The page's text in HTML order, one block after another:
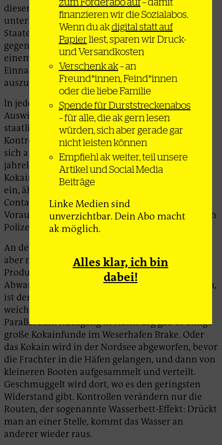
diesen ersetzen, ist zu kurz gegriffen. Korruption
unterhöhlt dieses Verhältnis, teilweise agieren
Staaten und illegale Gruppen gemeinsam statt
gegeneinander, oder der Drogenhandel wird zu
einem staatlichen Projekt, um wegfallende
Einnahmen durch internationale Sanktionen
auszugleichen.
In jedem Fall hat staatliches Handeln massive
Auswirkungen auf illegale Märkte – genauso wie
staatliches Nicht-Handeln. Wie verstärkte
Kontrollen die Drogenrouten beeinflussen, zeigt
sich am Beispiel Hamburger Hafen. Nach dem
jahrelangen Anstieg der festgestellten
Kokainmenge brach diese zuletzt um 50 Prozent
ein, ähnlich wie in den anderen großen
Containerhäfen Antwerpen oder Rotterdam.
Vorausgegangen waren stärkere Kontrollen durch
Polizei und Zoll.
An der importierten Menge Kokain ändert das
aber nichts. Wie Statistiken aus den
Produzentenländern über Exporte oder
Abwasseruntersuchungen in Deutschland zeigen,
ist der Konsum nicht gesunken. Stattdessen
weichen die Kartelle auf kleinere Häfen aus.
Parallel zum Rückgang in Hamburg gab es einige
große Kokainfunde im Weserhafen Brake. Oder
das Kokain wird in der Nordsee abgeworfen, bevor
die Frachter in die Häfen gelangen, und dann von
kleineren Booten aufgesammelt und verteilt.
Geschmuggelt wird dort, wo es den geringsten
Widerstand gibt. Kontrollen verändern nur die
Routen, der sogenannte Wasserbett-Effekt: Drückt
man an einer Stelle, kommt das Wasser an
anderer wieder raus.
finanzieren wir die Sozialabos.
Wenn du akdigital statt auf
Papierliest, sparen wir Druck-
und Versandkosten
Verschenk ak– an
Freund*innen, Feind*innen
oder die liebe Familie
Spende für Durststreckenabos
– für alle, die ak gern lesen
würden, sich aber gerade gar
nicht leisten können
Empfiehl ak weiter, teil unsere
Artikel und Social Media
Beiträge
Linke Medien sind
unverzichtbar. Dein Abo macht
ak möglich.
Alles klar, ich bin
dabei!